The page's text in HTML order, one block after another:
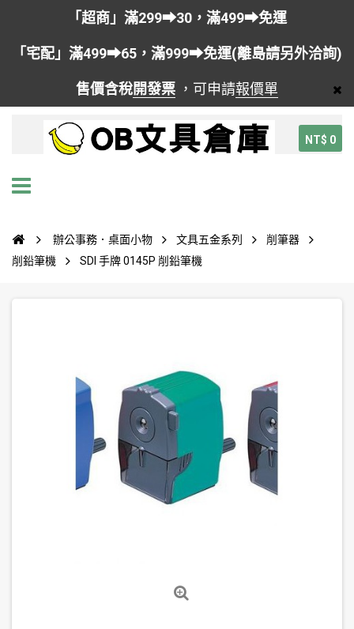
「超商」滿299➡30，滿499➡免運
「宅配」滿499➡65，滿999➡免運(離島請另外洽詢)
售價含稅開發票 ，可申請報價單
NT$ 0
辦公事務．桌面小物 文具五金系列
削筆器
削鉛筆機
SDI 手牌 0145P 削鉛筆機